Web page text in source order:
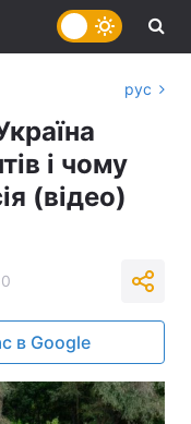
рус
і чому
(відео)
в Google